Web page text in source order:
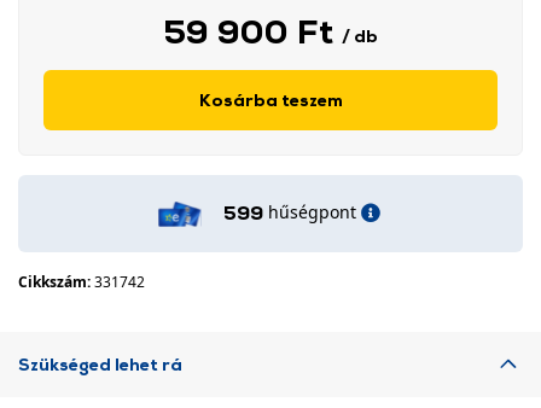
59 900 Ft / db
Kosárba teszem
599 hűségpont
Cikkszám:331742
Szükséged lehet rá